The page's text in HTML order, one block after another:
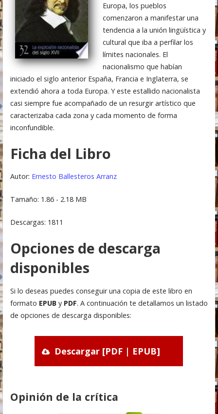
Europa, los pueblos
comenzaron a manifestar una
tendencia a la unión lingüística y
cultural que iba a perfilar los
límites nacionales. El
nacionalismo que habían
iniciado el siglo anterior España, Francia e Inglaterra, se
extendió ahora a toda Europa. Y este estallido nacionalista
casi siempre fue acompañado de un resurgir artístico que
caracterizaba cada zona y cada momento de forma
inconfundible.
Ficha del Libro
Autor: Ernesto Ballesteros Arranz
Tamaño: 1.86 - 2.18 MB
Descargas: 1811
Opciones de descarga
disponibles
Si lo deseas puedes conseguir una copia de este libro en
formato EPUBy PDF. A continuación te detallamos un listado
de opciones de descarga disponibles:
Descargar [PDF | EPUB]
Opinión de la crítica